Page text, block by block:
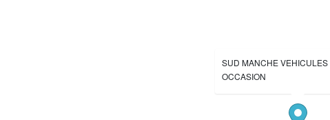
SUD MANCHE VEHICULES
OCCASION